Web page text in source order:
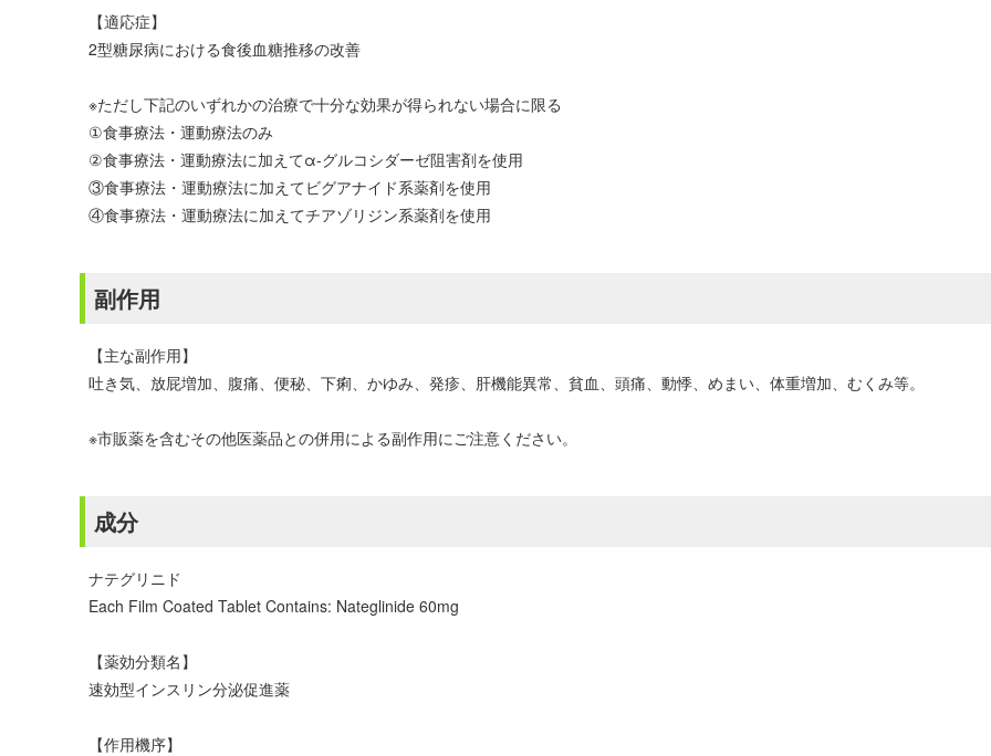
【適応症】
2型糖尿病における食後血糖推移の改善
※ただし下記のいずれかの治療で十分な効果が得られない場合に限る
①食事療法・運動療法のみ
②食事療法・運動療法に加えてα-グルコシダーゼ阻害剤を使用
③食事療法・運動療法に加えてビグアナイド系薬剤を使用
④食事療法・運動療法に加えてチアゾリジン系薬剤を使用
副作用
【主な副作用】
吐き気、放屁増加、腹痛、便秘、下痢、かゆみ、発疹、肝機能異常、貧血、頭痛、動悸、めまい、体重増加、むくみ等。
※市販薬を含むその他医薬品との併用による副作用にご注意ください。
成分
ナテグリニド
Each Film Coated Tablet Contains: Nateglinide 60mg
【薬効分類名】
速効型インスリン分泌促進薬
【作用機序】